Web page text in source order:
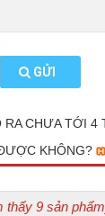
GỬI
RA CHƯA TỚI
KHÔNG?
thấy 9 sản